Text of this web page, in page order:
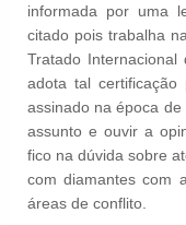
informada por uma
citado pois trabalha
Tratado
adota tal certificação
assinado na época
assunto e ouvir a
fico na dúvida sobre
com diamantes com
áreas de conflito.